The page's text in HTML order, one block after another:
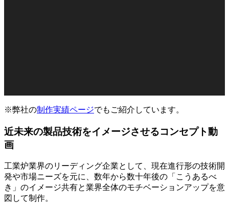
※弊社の制作実績ページでもご紹介しています。
近未来の製品技術をイメージさせるコンセプト動
画
工業炉業界のリーディング企業として、現在進行形の技術開
発や市場ニーズを元に、数年から数十年後の「こうあるべ
き」のイメージ共有と業界全体のモチベーションアップを意
図して制作。